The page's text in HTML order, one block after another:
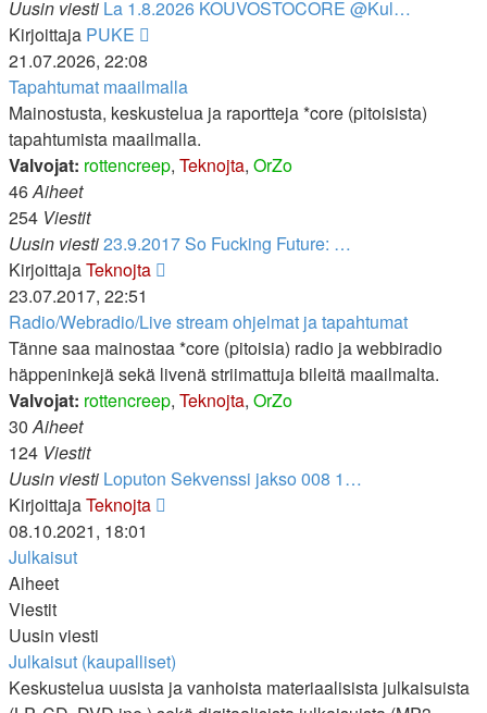
Uusin viesti La 1.8.2026 KOUVOSTOCORE @Kul…
Kirjoittaja PUKE
viesti
21.07.2026, 22:08
Tapahtumat maailmalla
Mainostusta, keskustelua ja raportteja *core (pitoisista)
tapahtumista maailmalla.
Valvojat: rottencreep, Teknojta, OrZo
46Aiheet
254 Viestit
Uusin viesti23.9.2017 So Fucking Future: …
KirjoittajaTeknojta
viesti
23.07.2017, 22:51
Radio/Webradio/Live stream ohjelmat ja tapahtumat
Tänne saa mainostaa *core (pitoisia) radio ja webbiradio
häppeninkejä sekä livenä striimattuja bileitä maailmalta.
Valvojat: rottencreep, Teknojta, OrZo
30Aiheet
124 Viestit
Uusin viesti Loputon Sekvenssi jakso 008 1…
KirjoittajaTeknojta
08.10.2021, 18:01
Julkaisut
Aiheet
Viestit
Uusin viesti
Julkaisut (kaupalliset)
Keskustelua uusista ja vanhoista materiaalisista julkaisuista